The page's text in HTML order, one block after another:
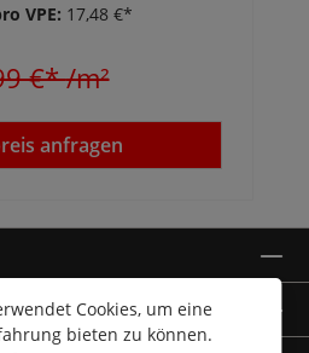
VPE: 17,48 €*
€*/m²
anfragen
Cookies, um eine
bieten zu können.